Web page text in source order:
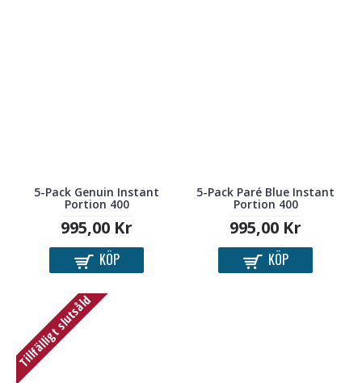
5-Pack Genuin Instant
Portion 400
995,00 Kr
KÖP
5-Pack Paré Blue Instant
Portion 400
995,00 Kr
KÖP
Tillfälligt slutsåld